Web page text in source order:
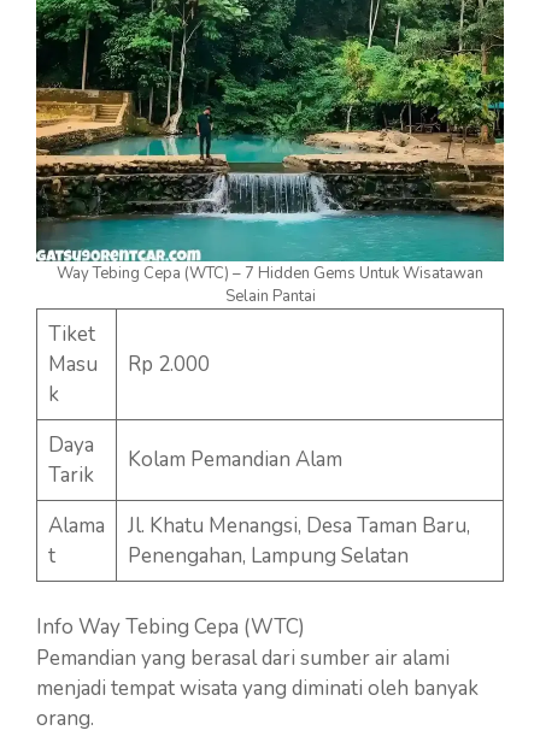
Way Tebing Cepa (WTC) – 7 Hidden Gems Untuk Wisatawan
Selain Pantai
Tiket
Masu
k
Rp 2.000
Daya
Tarik
Kolam Pemandian Alam
Alama
t
Jl. Khatu Menangsi, Desa Taman Baru,
Penengahan, Lampung Selatan
Info Way Tebing Cepa (WTC)
Pemandian yang berasal dari sumber air alami
menjadi tempat wisata yang diminati oleh banyak
orang.